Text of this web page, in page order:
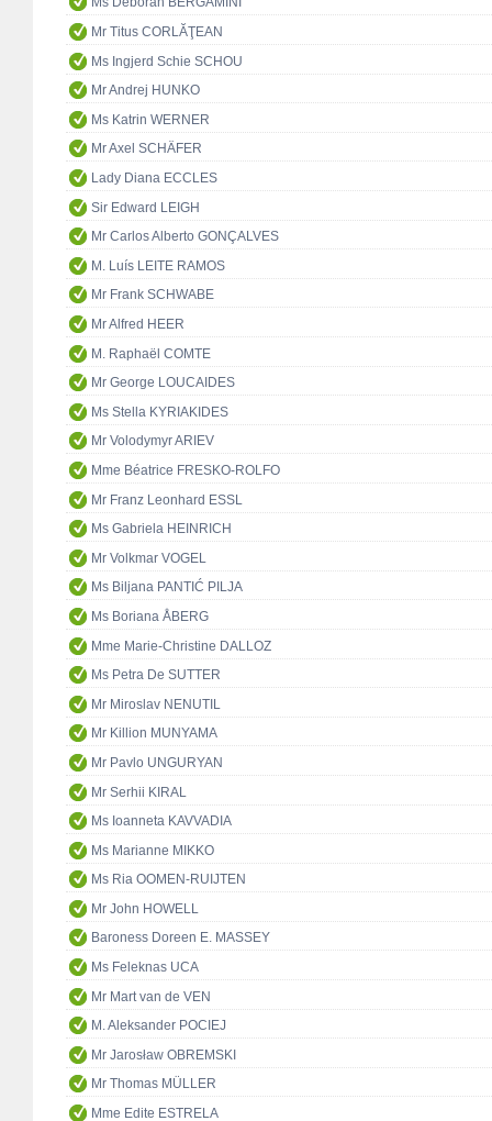
Mr Titus CORLĂŢEAN
Ms Ingjerd Schie SCHOU
Mr Andrej HUNKO
Ms Katrin WERNER
Mr Axel SCHÄFER
Lady Diana ECCLES
Sir Edward LEIGH
Mr Carlos Alberto GONÇALVES
M. Luís LEITE RAMOS
Mr Frank SCHWABE
Mr Alfred HEER
M. Raphaël COMTE
Mr George LOUCAIDES
Ms Stella KYRIAKIDES
Mr Volodymyr ARIEV
Mme Béatrice FRESKO-ROLFO
Mr Franz Leonhard ESSL
Ms Gabriela HEINRICH
Mr Volkmar VOGEL
Ms Biljana PANTIĆ PILJA
Ms Boriana ÅBERG
Mme Marie-Christine DALLOZ
Ms Petra De SUTTER
Mr Miroslav NENUTIL
Mr Killion MUNYAMA
Mr Pavlo UNGURYAN
Mr Serhii KIRAL
Ms Ioanneta KAVVADIA
Ms Marianne MIKKO
Ms Ria OOMEN-RUIJTEN
Mr John HOWELL
Baroness Doreen E. MASSEY
Ms Feleknas UCA
Mr Mart van de VEN
M. Aleksander POCIEJ
Mr Jarosław OBREMSKI
Mr Thomas MÜLLER
Mme Edite ESTRELA